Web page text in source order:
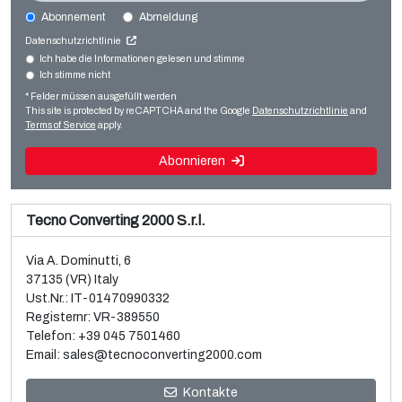
Bag making
Pouch and vacuum bag making
Weiterlesen
Verkauf und Demontage einer gebrauchten Brückner
BOPP-3-Schicht-Folienanlage
Verkauf und Demontage von 3 gebrauchten Galileo
Abonnement Abmeldung
Datenschutzrichtlinie
Ich habe die Informationen gelesen und stimme
Ich stimme nicht
* Felder müssen ausgefüllt werden
This site is protected by reCAPTCHA and the Google Datenschutzrichtlinie and
Terms of Service apply.
Abonnieren
Tecno Converting 2000 S.r.l.
Via A. Dominutti, 6
37135 (VR) Italy
Ust.Nr.: IT-01470990332
Registernr: VR-389550
Telefon: +39 045 7501460
Email: sales@tecnoconverting2000.com
Kontakte